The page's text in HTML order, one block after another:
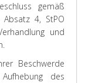
gemäß
4, StPO
und
Beschwerde
des